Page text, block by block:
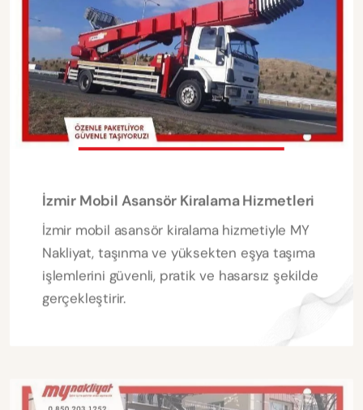
İzmir Mobil Asansör Kiralama Hizmetleri
İzmir mobil asansör kiralama hizmetiyle MY
Nakliyat, taşınma ve yüksekten eşya taşıma
işlemlerini güvenli, pratik ve hasarsız şekilde
gerçekleştirir.